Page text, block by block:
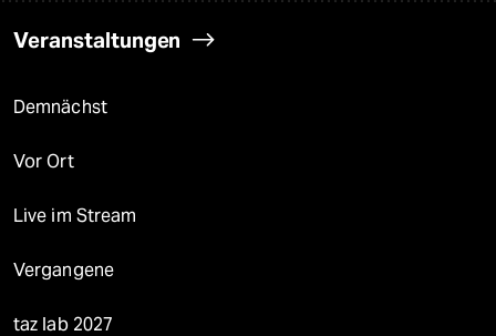
Veranstaltungen
Demnächst
Vor Ort
Live im Stream
Vergangene
taz lab 2027